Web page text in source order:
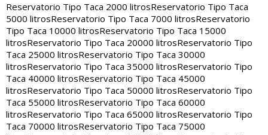
Reservatorio Tipo Taca 2000 litrosReservatorio Tipo Taca
5000 litrosReservatorio Tipo Taca 7000 litrosReservatorio
Tipo Taca 10000 litrosReservatorio Tipo Taca 15000
litrosReservatorio Tipo Taca 20000 litrosReservatorio Tipo
Taca 25000 litrosReservatorio Tipo Taca 30000
litrosReservatorio Tipo Taca 35000 litrosReservatorio Tipo
Taca 40000 litrosReservatorio Tipo Taca 45000
litrosReservatorio Tipo Taca 50000 litrosReservatorio Tipo
Taca 55000 litrosReservatorio Tipo Taca 60000
litrosReservatorio Tipo Taca 65000 litrosReservatorio Tipo
Taca 70000 litrosReservatorio Tipo Taca 75000